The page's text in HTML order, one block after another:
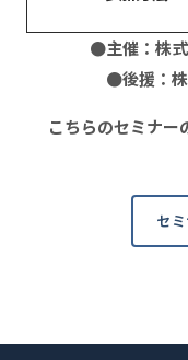
●主催：株
●後援：
こちらのセミナー
セ